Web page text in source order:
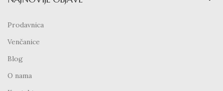
Prodavnica
Venčanice
Blog
O nama